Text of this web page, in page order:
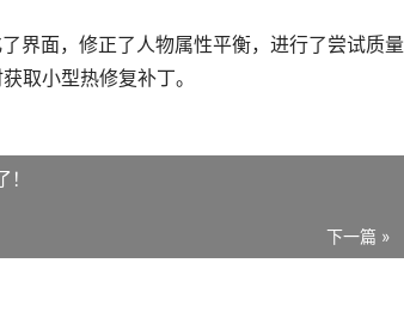
界面，修正了人物属性平衡，进行了尝试质量
取小型热修复补丁。
下一篇 »